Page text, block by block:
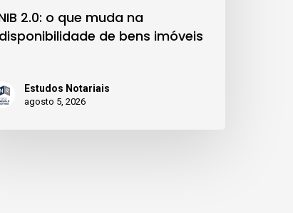
2.0: o que muda na
de bens imóveis
Estudos Notariais
agosto 5, 2026